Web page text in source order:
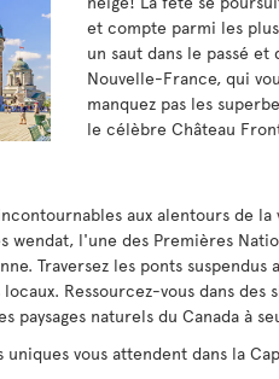
et compte parmi les
un saut dans le passé
Nouvelle-France, qui
manquez pas les
le célèbre Château
aux alentours de
l'une des Premières
Traversez les ponts
Ressourcez-vous dans
paysages naturels du Canada à
vous attendent dans la